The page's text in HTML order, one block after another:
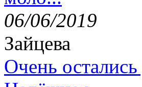
06/06/2019
Зайцева
Очень